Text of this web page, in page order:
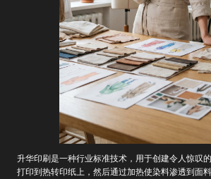
升华印刷是一种行业标准技术，用于创建令人惊叹
打印到热转印纸上，然后通过加热使染料渗透到面